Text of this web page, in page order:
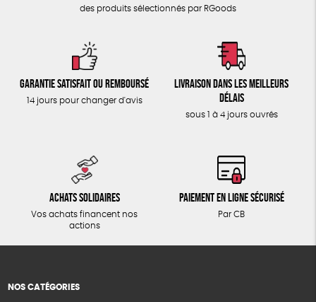
des produits sélectionnés par RGoods
Garantie satisfait ou remboursé
14 jours pour changer d'avis
Livraison dans les meilleurs
délais
sous 1 à 4 jours ouvrés
Achats solidaires
Vos achats financent nos
actions
Paiement en ligne sécurisé
Par CB
NOS CATÉGORIES